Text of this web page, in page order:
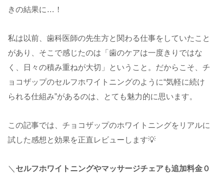
きの結果に…！
私は以前、歯科医師の先生方と関わる仕事をしていたこと
があり、そこで感じたのは「歯のケアは一度きりではな
く、日々の積み重ねが大切」ということ。だからこそ、チ
ョコザップのセルフホワイトニングのように“気軽に続け
られる仕組み”があるのは、とても魅力的に思います。
この記事では、チョコザップのホワイトニングをリアルに
試した感想と効果を正直レビューします💡
＼ セルフホワイトニングやマッサージチェアも追加料金０